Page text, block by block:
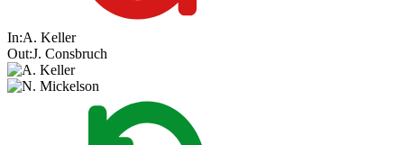
In:A. Keller
Out:J. Consbruch